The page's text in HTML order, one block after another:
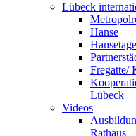
Lübeck
Hanse
Hansetage
Fregatte/
Lübeck
Videos
Rathaus